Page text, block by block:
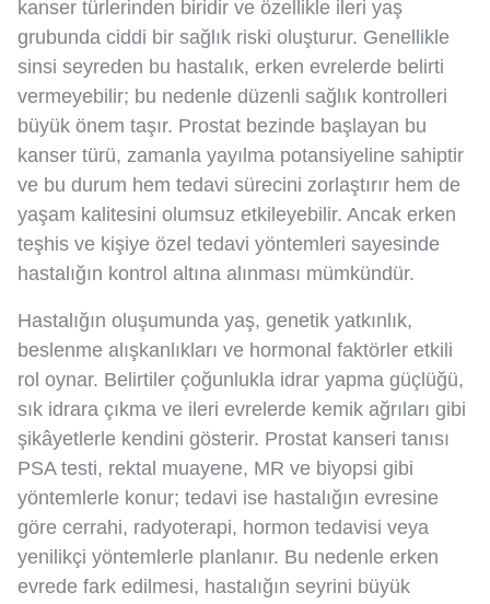
kanser türlerinden biridir ve özellikle ileri yaş
grubunda ciddi bir sağlık riski oluşturur. Genellikle
sinsi seyreden bu hastalık, erken evrelerde belirti
vermeyebilir; bu nedenle düzenli sağlık kontrolleri
büyük önem taşır. Prostat bezinde başlayan bu
kanser türü, zamanla yayılma potansiyeline sahiptir
ve bu durum hem tedavi sürecini zorlaştırır hem de
yaşam kalitesini olumsuz etkileyebilir. Ancak erken
teşhis ve kişiye özel tedavi yöntemleri sayesinde
hastalığın kontrol altına alınması mümkündür.
Hastalığın oluşumunda yaş, genetik yatkınlık,
beslenme alışkanlıkları ve hormonal faktörler etkili
rol oynar. Belirtiler çoğunlukla idrar yapma güçlüğü,
sık idrara çıkma ve ileri evrelerde kemik ağrıları gibi
şikâyetlerle kendini gösterir. Prostat kanseri tanısı
PSA testi, rektal muayene, MR ve biyopsi gibi
yöntemlerle konur; tedavi ise hastalığın evresine
göre cerrahi, radyoterapi, hormon tedavisi veya
yenilikçi yöntemlerle planlanır. Bu nedenle erken
evrede fark edilmesi, hastalığın seyrini büyük